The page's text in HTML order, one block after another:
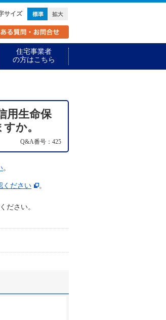
サイズ 標準
機関
住宅事業者
の方はこちら
用生命保
か。
Q&A番号：425
。
ください 。
ださい。